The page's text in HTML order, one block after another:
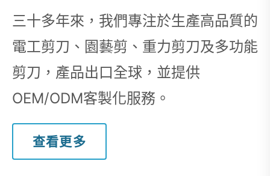
三十多年來，我們專注於生產高品質的
電工剪刀、園藝剪、重力剪刀及多功能
剪刀，產品出口全球，並提供
OEM/ODM客製化服務。
查看更多